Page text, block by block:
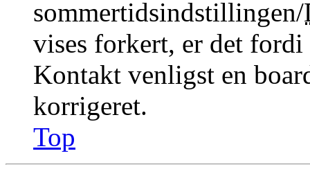
sommertidsindstillingen/
vises forkert, er det
Kontakt venligst en
korrigeret.
Top